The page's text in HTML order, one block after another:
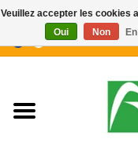
Nouveautés
Veuillez accepter les cookies
Oui
Non